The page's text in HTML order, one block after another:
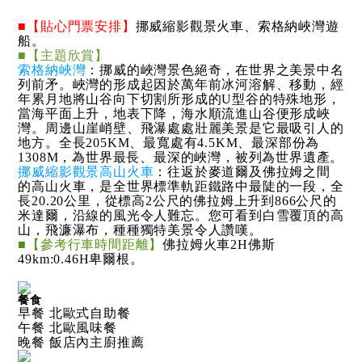
■【貼心門票安排】 挪威縮影觀景火車、索格納峽灣遊
船。
■【主題欣賞】
索格納峽灣 ：挪威的峽灣景色絕奇，在世界之美景中名
列前矛。峽灣的形成起因於萬年前冰河溶解、移動，經
年累月地將山谷向下切割所形成的U型谷的特殊地形，
當海平面上升，地表下降，海水順流進山谷便形成峽
灣。周邊山崖峭壁、飛瀑處處壯麗美景是它最吸引人的
地方。全長205KM、最寬處有4.5KM、最深部份為
1308M，為世界最長、最深的峽灣，被列為世界遺產。
挪威縮影觀景高山火車 ：往返於麥道爾及佛拉姆之間
的高山火車，是全世界標準軌距鐵路中最陡的一段，全
長20.20公里，從標高2公尺的佛拉姆上升到866公尺的
米達爾，沿線的風光令人難忘。您可看到白雪覆頂的高
山，飛濂瀑布，種種獨特美景令人讚嘆。
■【參考行車時間距離】佛拉姆火車2H佛斯
49km:0.46H卑爾根。
餐食
早餐 北歐式自助餐
午餐 北歐風味餐
晚餐 飯店內主廚推薦